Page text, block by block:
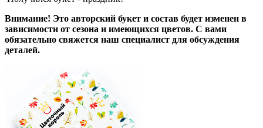
Внимание! Это авторский букет и состав будет изменен в
зависимости от сезона и имеющихся цветов. С вами
обязательно свяжется наш специалист для обсуждения
деталей.